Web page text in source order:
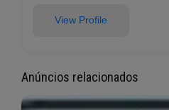
View Profile
Anúncios relacionados